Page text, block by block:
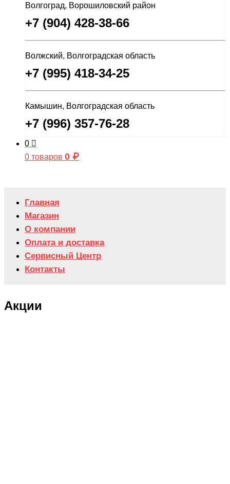
Волгоград, Ворошиловский район
+7 (904) 428-38-66
Волжский, Волгоградская область
+7 (995) 418-34-25
Камышин, Волгоградская область
+7 (996) 357-76-28
0
0 товаров 0 ₽
Главная
Магазин
О компании
Оплата и доставка
Сервисный Центр
Контакты
Акции